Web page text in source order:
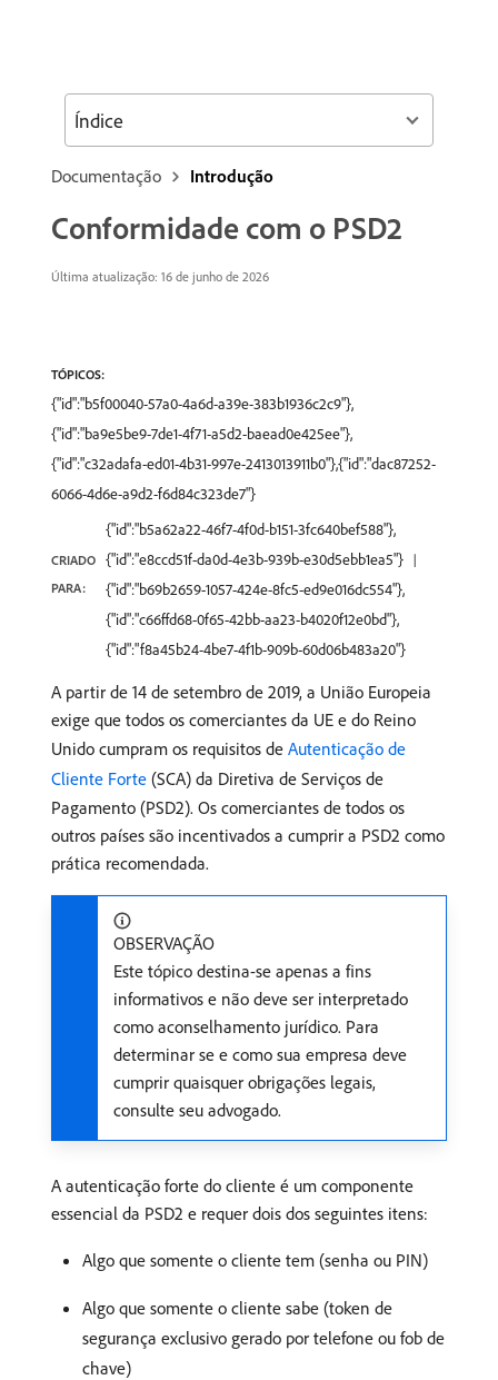
Documentação Introdução
Conformidade com o PSD2
Última atualização: 16 de junho de 2026
TÓPICOS:
{"id":"b5f00040-57a0-4a6d-a39e-383b1936c2c9"},
{"id":"ba9e5be9-7de1-4f71-a5d2-baead0e425ee"},
{"id":"c32adafa-ed01-4b31-997e-2413013911b0"},{"id":"dac87252-
6066-4d6e-a9d2-f6d84c323de7"}
CRIADO
PARA:
{"id":"b5a62a22-46f7-4f0d-b151-3fc640bef588"},
{"id":"e8ccd51f-da0d-4e3b-939b-e30d5ebb1ea5"}
{"id":"b69b2659-1057-424e-8fc5-ed9e016dc554"},
{"id":"c66ffd68-0f65-42bb-aa23-b4020f12e0bd"},
{"id":"f8a45b24-4be7-4f1b-909b-60d06b483a20"}
A partir de 14 de setembro de 2019, a União Europeia
exige que todos os comerciantes da UE e do Reino
Unido cumpram os requisitos de Autenticação de
Cliente Forte (SCA) da Diretiva de Serviços de
Pagamento (PSD2). Os comerciantes de todos os
outros países são incentivados a cumprir a PSD2 como
prática recomendada.
OBSERVAÇÃO
Este tópico destina-se apenas a fins
informativos e não deve ser interpretado
como aconselhamento jurídico. Para
determinar se e como sua empresa deve
cumprir quaisquer obrigações legais,
consulte seu advogado.
A autenticação forte do cliente é um componente
essencial da PSD2 e requer dois dos seguintes itens:
Algo que somente o cliente tem (senha ou PIN)
Algo que somente o cliente sabe (token de
segurança exclusivo gerado por telefone ou fob de
chave)
Índice